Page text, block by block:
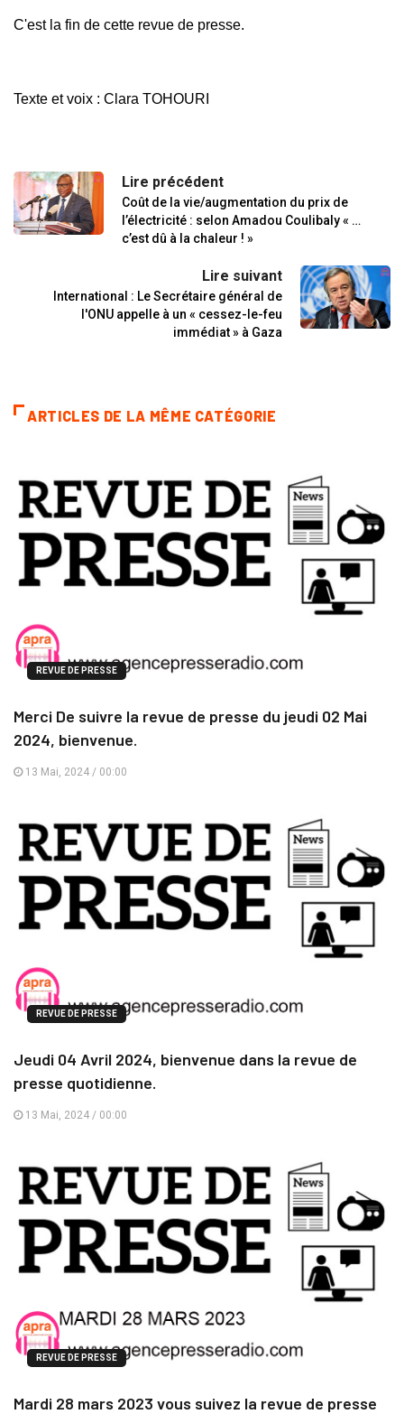
C'est la fin de cette revue de presse.
Texte et voix : Clara TOHOURI
Lire précédent
Coût de la vie/augmentation du prix de
l’électricité : selon Amadou Coulibaly « …
c’est dû à la chaleur ! »
Lire suivant
International : Le Secrétaire général de
l'ONU appelle à un « cessez-le-feu
immédiat » à Gaza
ARTICLES DE LA MÊME CATÉGORIE
REVUE DE PRESSE
Merci De suivre la revue de presse du jeudi 02 Mai
2024, bienvenue.
13 Mai, 2024 / 00:00
REVUE DE PRESSE
Jeudi 04 Avril 2024, bienvenue dans la revue de
presse quotidienne.
13 Mai, 2024 / 00:00
REVUE DE PRESSE
Mardi 28 mars 2023 vous suivez la revue de presse